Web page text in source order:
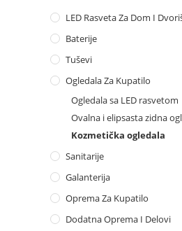
LED Rasveta Za Dom I
Baterije
Tuševi
Ogledala Za Kupatilo
Ogledala sa LED rasvetom
Ovalna i elipsasta zidna
Kozmetička ogledala
Sanitarije
Galanterija
Oprema Za Kupatilo
Dodatna Oprema I Delovi